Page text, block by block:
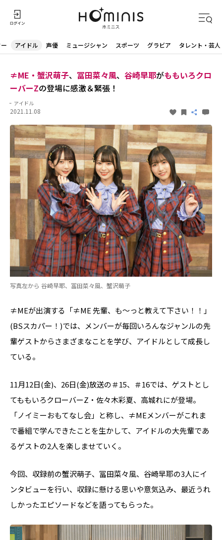
アイドル 声優 ミュージシャン スポーツ グラビア タレント・芸人
≠ME・蟹沢萌子、 冨田菜々風、 谷崎早耶がももいろクロ
ーバーZの登場に感激＆緊張！
アイドル
2021.11.08
写真左から 谷崎早耶、冨田菜々風、蟹沢萌子
≠MEが出演する「≠ME 先輩、も～っと教えて下さい！！」
(BSスカパー！)では、メンバーが毎回いろんなジャンルの先
輩ゲストからさまざまなことを学び、アイドルとして成長し
ている。
11月12日(金)、26日(金)放送の＃15、＃16では、ゲストとし
てももいろクローバーZ・佐々木彩夏、高城れにが登場。
「ノイミーおもてなし会」と称し、≠MEメンバーがこれま
で番組で学んできたことを生かして、アイドルの大先輩であ
るゲストの2人を楽しませていく。
今回、収録前の蟹沢萌子、冨田菜々風、谷崎早耶の3人にイ
ンタビューを行い、収録に懸ける思いや意気込み、最近うれ
しかったエピソードなどを語ってもらった。